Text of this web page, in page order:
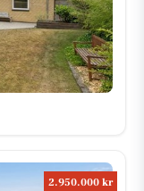
2.950.000 kr